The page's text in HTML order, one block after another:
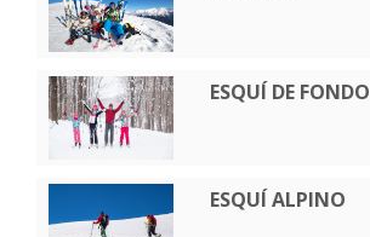
ESQUÍ DE FONDO
ESQUÍ ALPINO